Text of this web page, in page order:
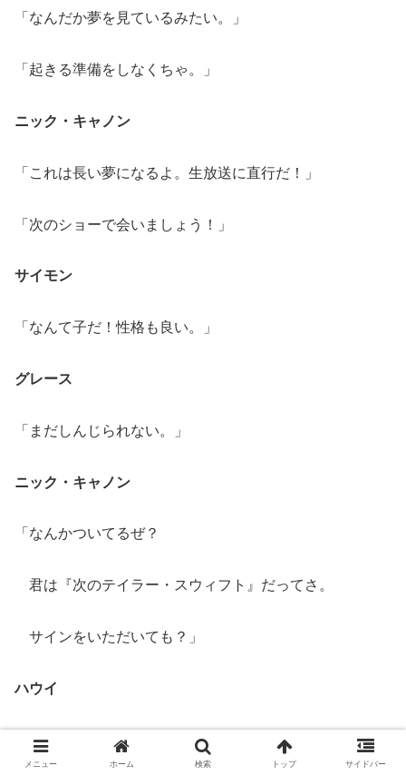
「なんだか夢を見ているみたい。」
「起きる準備をしなくちゃ。」
ニック・キャノン
「これは長い夢になるよ。生放送に直行だ！」
「次のショーで会いましょう！」
サイモン
「なんて子だ！性格も良い。」
グレース
「まだしんじられない。」
ニック・キャノン
「なんかついてるぜ？
君は『次のテイラー・スウィフト』だってさ。
サインをいただいても？」
ハウイ
「スターを見つけた？ 」（サイモンに向かって）
メニュー ホーム 検索 トップ サイドバー